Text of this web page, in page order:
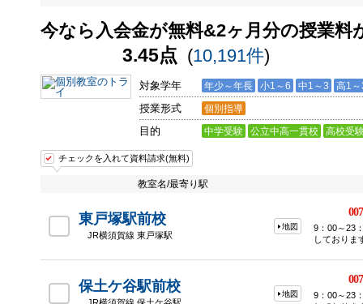
今なら入会金が無料&2ヶ月分の授業料
3.45点 (10,191件)
対象学年 年少～年長 小1～6 中1～3 高1
授業形式 個別指導
目的 中学受験 公立中高一貫校 高校受
チェックを入れて資料請求(無料)
教室名/最寄り駅
東戸塚駅前校
JR横須賀線 東戸塚駅
地図
9：00～23
しておりま
保土ケ谷駅前校 地図
9：00～23